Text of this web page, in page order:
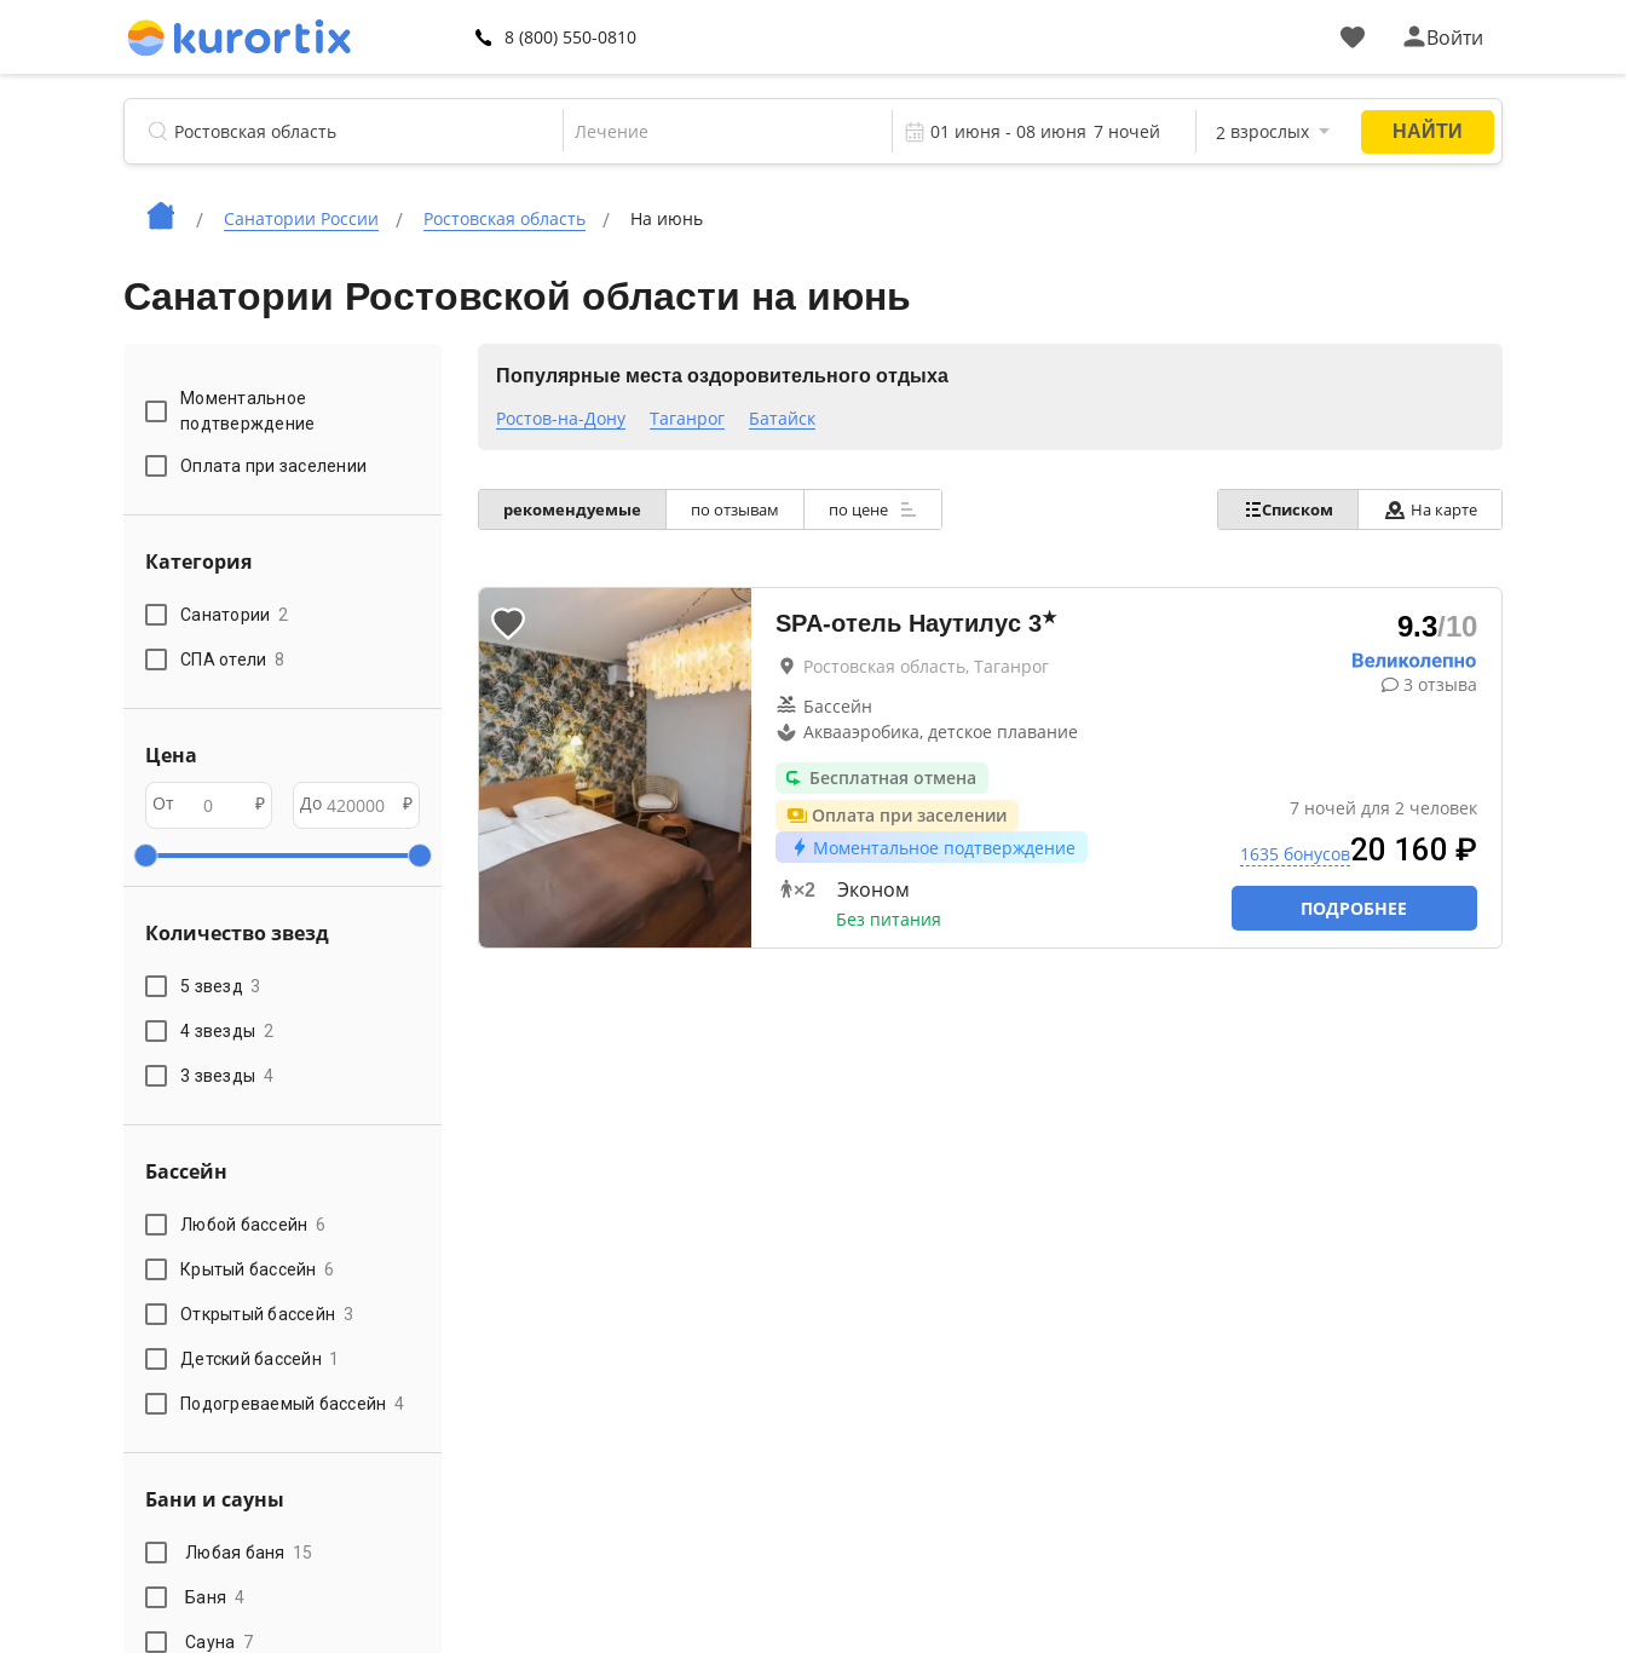
8 (800) 550-0810 Войти
Лечение
Санатории России Ростовская область На июнь
Санатории Ростовской области на июнь
Моментальное
подтверждение
Оплата при заселении
Категория
Санатории 2
СПА отели 8
Цена
От ₽ До ₽
Количество звезд
5 звезд 3
4 звезды 2
3 звезды 4
Бассейн
Любой бассейн 6
Крытый бассейн 6
Открытый бассейн 3
Детский бассейн 1
Подогреваемый бассейн 4
Бани и сауны
Любая баня 15
Баня 4
Сауна 7
Популярные места оздоровительного отдыха
Ростов-на-Дону Таганрог Батайск
рекомендуемые по отзывам по цене Списком На карте
SPA-отель Наутилус 3★
Ростовская область, Таганрог
Бассейн
Аквааэробика, детское плавание
Бесплатная отмена
Оплата при заселении
Моментальное подтверждение
×2 Эконом
Без питания
9.3/10
3 отзыва
7 ночей для 2 человек
1635 бонусов20 160 ₽
ПОДРОБНЕЕ